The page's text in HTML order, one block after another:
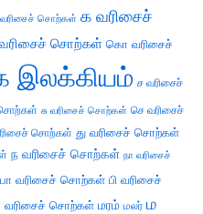
சொற்கள் க வரிசைச்
வரிசைச் சொற்கள் கொ வரிசைச்
இலக்கியம் ச வரிசைச்
சொற்கள் சு வரிசைச் சொற்கள் செ வரிசைச்
சொற்கள் து வரிசைச் சொற்கள்
ந வரிசைச் சொற்கள் நா வரிசைச்
பா வரிசைச் சொற்கள் பி வரிசைச்
சொற்கள் மரம் மலர் ம